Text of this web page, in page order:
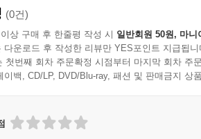
(0건)
상 구매 후 한줄평 작성 시 일반회원 50원, 마니
다운로드 후 작성한 리뷰만 YES포인트 지급됩니
첫번째 회차 주문확정 시점부터 마지막 회차 주
이백, CD/LP, DVD/Blu-ray, 패션 및 판매금지 상